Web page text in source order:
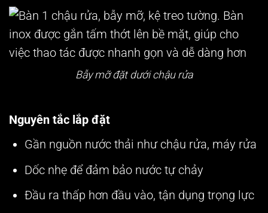
Bẫy mỡ đặt dưới chậu rửa
Nguyên tắc lắp đặt
Gần nguồn nước thải như chậu rửa, máy rửa
Dốc nhẹ để đảm bảo nước tự chảy
Đầu ra thấp hơn đầu vào, tận dụng trọng lực